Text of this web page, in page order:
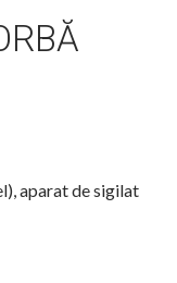
aparat de sigilat